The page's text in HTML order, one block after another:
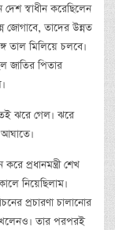
দেশ স্বাধীন করেছিলেন
জোগাবে, তাদের উন্নত
তাল মিলিয়ে চলবে।
জাতির পিতার
ঝরে গেল। ঝরে
প্রধানমন্ত্রী শেখ
নিয়েছিলাম।
প্রচারণা চালানোর
তার পরপরই